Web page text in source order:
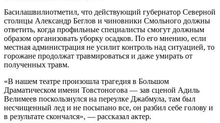
Басилашвилиотметил, что действующий губернатор Северной
столицы Александр Беглов и чиновники Смольного должны
ответить, когда профильные специалисты смогут должным
образом организовать уборку осадков. По его мнению, если
местная администрация не усилит контроль над ситуацией, то
горожане продолжат травмироваться и даже умирать от
полученных травм.
«В нашем театре произошла трагедия в Большом
Драматическом имени Товстоногова — зав сценой Адиль
Велимеев поскользнулся на переулке Джабмула, там был
несчищенный лед и не посыпано все, он разбил себе голову и
в результате скончался», — рассказал актер.